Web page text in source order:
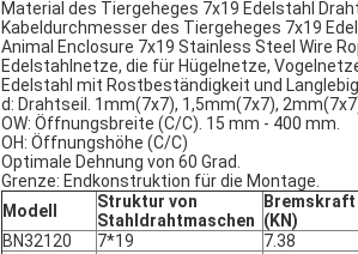
Material des Tiergeheges 7x19 Edelstahl
Kabeldurchmesser des Tiergeheges 7x19
Animal Enclosure 7x19 Stainless Steel Wire
Edelstahlnetze, die für Hügelnetze,
Edelstahl mit Rostbeständigkeit und
d: Drahtseil. 1mm(7x7), 1,5mm(7x7),
OW: Öffnungsbreite (C/C). 15 mm - 400 mm.
OH: Öffnungshöhe (C/C)
Optimale Dehnung von 60 Grad.
Grenze: Endkonstruktion für die Montage.
Modell
Struktur von
Stahldrahtmaschen
Bremskraft
(KN)
BN32120
7*19 7.38